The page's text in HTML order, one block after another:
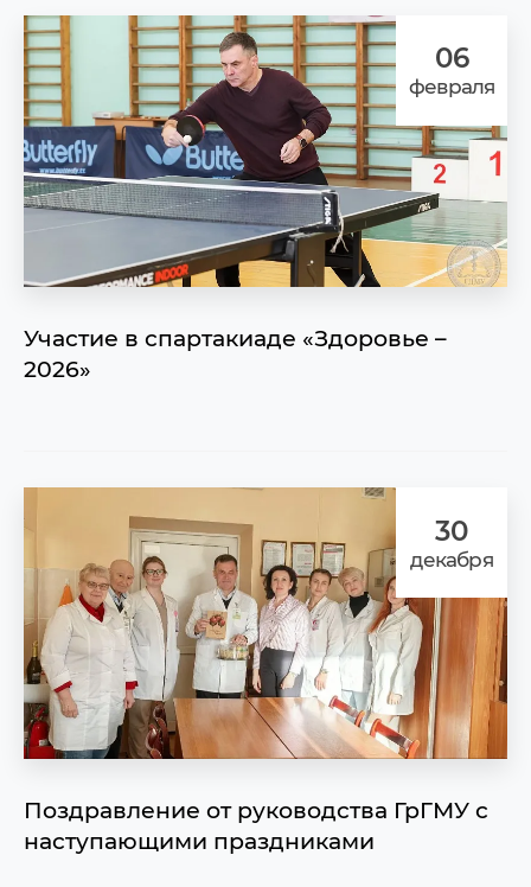
06
февраля
Участие в спартакиаде «Здоровье –
2026»
30
декабря
Поздравление от руководства ГрГМУ с
наступающими праздниками